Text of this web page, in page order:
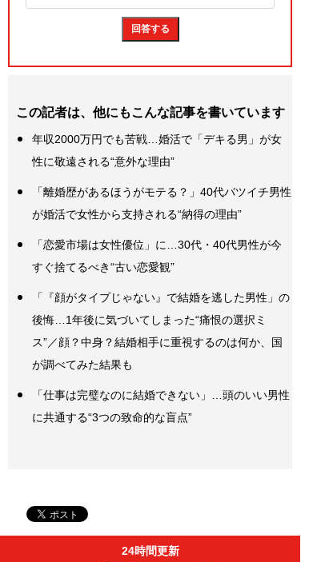
この記者は、他にもこんな記事を書いています
年収2000万円でも苦戦…婚活で「デキる男」が女
性に敬遠される“意外な理由”
「離婚歴があるほうがモテる？」40代バツイチ男性
が婚活で女性から支持される“納得の理由”
「恋愛市場は女性優位」に…30代・40代男性が今
すぐ捨てるべき“古い恋愛観”
「『顔がタイプじゃない』で結婚を逃した男性」の
後悔…1年後に気づいてしまった“痛恨の選択ミ
ス”／顔？中身？結婚相手に重視するのは何か、国
が調べてみた結果も
「仕事は完璧なのに結婚できない」…頭のいい男性
に共通する“3つの致命的な盲点”
24時間更新